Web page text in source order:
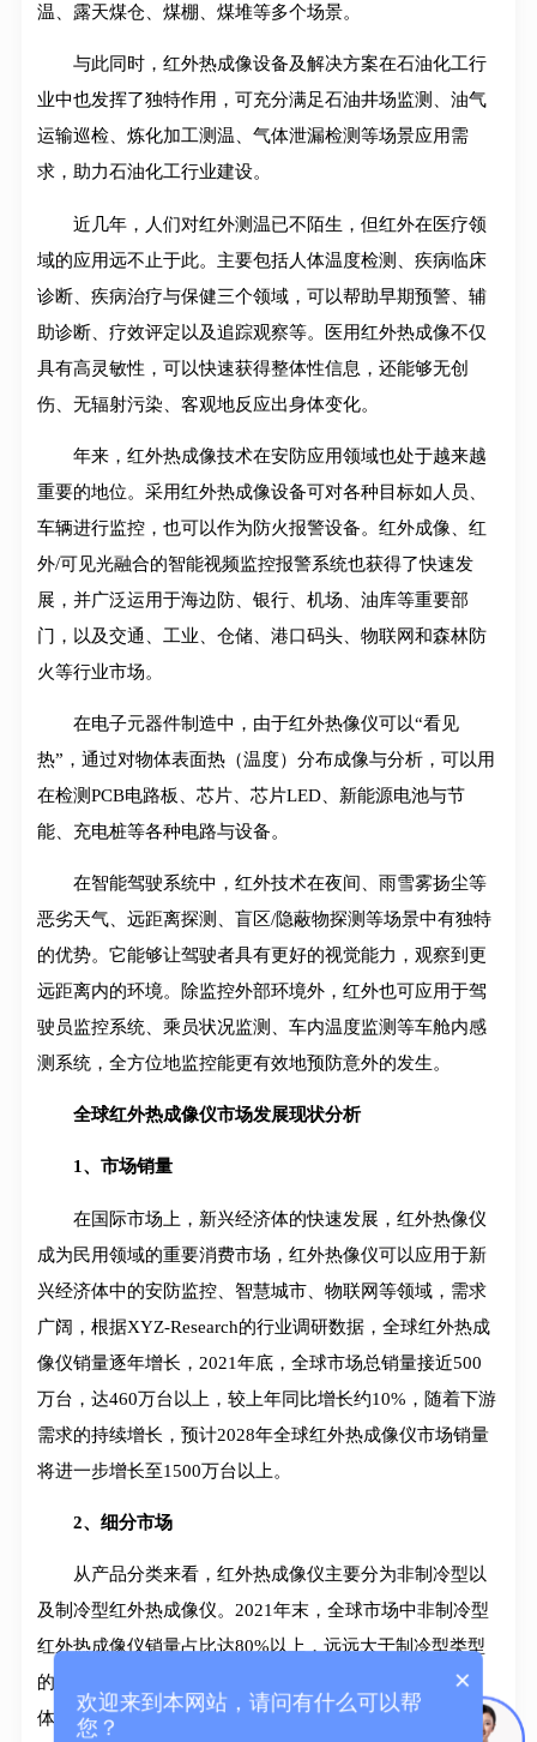
温、露天煤仓、煤棚、煤堆等多个场景。
与此同时，红外热成像设备及解决方案在石油化工行
业中也发挥了独特作用，可充分满足石油井场监测、油气
运输巡检、炼化加工测温、气体泄漏检测等场景应用需
求，助力石油化工行业建设。
近几年，人们对红外测温已不陌生，但红外在医疗领
域的应用远不止于此。主要包括人体温度检测、疾病临床
诊断、疾病治疗与保健三个领域，可以帮助早期预警、辅
助诊断、疗效评定以及追踪观察等。医用红外热成像不仅
具有高灵敏性，可以快速获得整体性信息，还能够无创
伤、无辐射污染、客观地反应出身体变化。
年来，红外热成像技术在安防应用领域也处于越来越
重要的地位。采用红外热成像设备可对各种目标如人员、
车辆进行监控，也可以作为防火报警设备。红外成像、红
外/可见光融合的智能视频监控报警系统也获得了快速发
展，并广泛运用于海边防、银行、机场、油库等重要部
门，以及交通、工业、仓储、港口码头、物联网和森林防
火等行业市场。
在电子元器件制造中，由于红外热像仪可以“看见
热”，通过对物体表面热（温度）分布成像与分析，可以用
在检测PCB电路板、芯片、芯片LED、新能源电池与节
能、充电桩等各种电路与设备。
在智能驾驶系统中，红外技术在夜间、雨雪雾扬尘等
恶劣天气、远距离探测、盲区/隐蔽物探测等场景中有独特
的优势。它能够让驾驶者具有更好的视觉能力，观察到更
远距离内的环境。除监控外部环境外，红外也可应用于驾
驶员监控系统、乘员状况监测、车内温度监测等车舱内感
测系统，全方位地监控能更有效地预防意外的发生。
全球红外热成像仪市场发展现状分析
1、市场销量
在国际市场上，新兴经济体的快速发展，红外热像仪
成为民用领域的重要消费市场，红外热像仪可以应用于新
兴经济体中的安防监控、智慧城市、物联网等领域，需求
广阔，根据XYZ-Research的行业调研数据，全球红外热成
像仪销量逐年增长，2021年底，全球市场总销量接近500
万台，达460万台以上，较上年同比增长约10%，随着下游
需求的持续增长，预计2028年全球红外热成像仪市场销量
将进一步增长至1500万台以上。
2、细分市场
从产品分类来看，红外热成像仪主要分为非制冷型以
及制冷型红外热成像仪。2021年末，全球市场中非制冷型
红外热成像仪销量占比达80%以上，远远大于制冷型类型
的红外热成像仪的市场份额。随着具备高性能、低功耗、
体积小等优势的全国产化红外热成像产品的推出以及晶圆
×
欢迎来到本网站，请问有什么可以帮
您？